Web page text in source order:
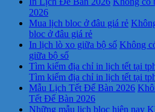
2026
Mua lịch bloc ở đâu giá rẻ
bloc ở đâu giá rẻ
In lịch lò xo giữa bộ số Không
giữa bộ số
Tìm kiếm địa chỉ in lịch tết tại
Tìm kiếm địa chỉ in lịch tết tại
Mẫu Lịch Tết Để Bàn 2026
Tết Để Bàn 2026
Những mẫu lịch bloc hiện nay